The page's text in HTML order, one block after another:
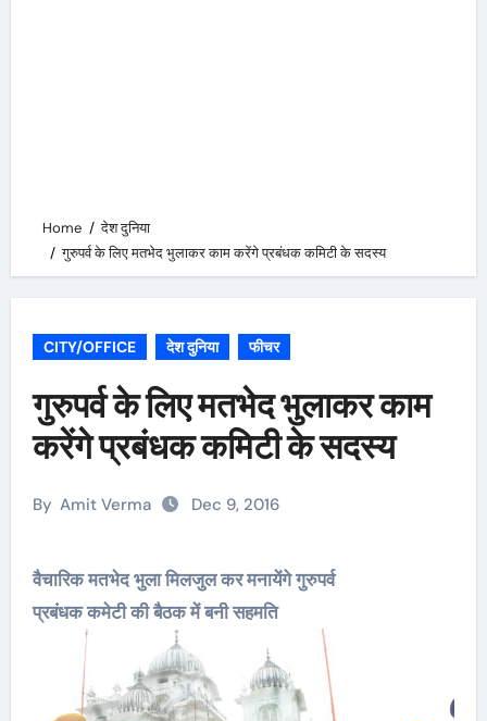
Home
देश दुनिया
गुरुपर्व के लिए मतभेद भुलाकर काम करेंगे प्रबंधक कमिटी के सदस्य
CITY/OFFICE देश दुनिया फीचर
गुरुपर्व के लिए मतभेद भुलाकर काम
करेंगे प्रबंधक कमिटी के सदस्य
By Amit Verma Dec 9, 2016
वैचारिक मतभेद भुला मिलजुल कर मनायेंगे गुरुपर्व
प्रबंधक कमेटी की बैठक में बनी सहमति